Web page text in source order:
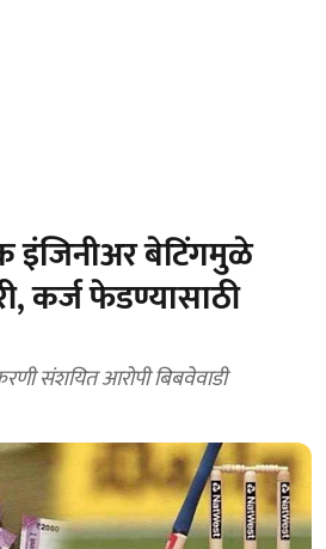
इंजिनीअर बेटिंगमुळे
कर्ज फेडण्यासाठी
संशयित आरोपी बिबवेवाडी